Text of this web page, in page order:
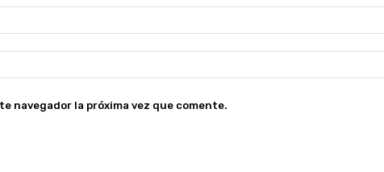
navegador la próxima vez que comente.